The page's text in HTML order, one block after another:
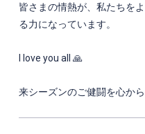
皆さまの情熱が、私たちを
る力になっています。
I love you all 🙏
来シーズンのご健闘を心か